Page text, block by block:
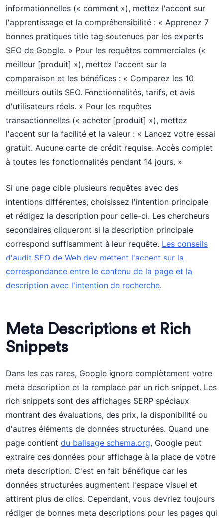
informationnelles (« comment »), mettez l'accent sur
l'apprentissage et la compréhensibilité : « Apprenez 7
bonnes pratiques title tag soutenues par les experts
SEO de Google. » Pour les requêtes commerciales («
meilleur [produit] »), mettez l'accent sur la
comparaison et les bénéfices : « Comparez les 10
meilleurs outils SEO. Fonctionnalités, tarifs, et avis
d'utilisateurs réels. » Pour les requêtes
transactionnelles (« acheter [produit] »), mettez
l'accent sur la facilité et la valeur : « Lancez votre essai
gratuit. Aucune carte de crédit requise. Accès complet
à toutes les fonctionnalités pendant 14 jours. »
Si une page cible plusieurs requêtes avec des
intentions différentes, choisissez l'intention principale
et rédigez la description pour celle-ci. Les chercheurs
secondaires cliqueront si la description principale
correspond suffisamment à leur requête. Les conseils
d'audit SEO de Web.dev mettent l'accent sur la
correspondance entre le contenu de la page et la
description avec l'intention de recherche.
Meta Descriptions et Rich
Snippets
Dans les cas rares, Google ignore complètement votre
meta description et la remplace par un rich snippet. Les
rich snippets sont des affichages SERP spéciaux
montrant des évaluations, des prix, la disponibilité ou
d'autres éléments de données structurées. Quand une
page contient du balisage schema.org, Google peut
extraire ces données pour affichage à la place de votre
meta description. C'est en fait bénéfique car les
données structurées augmentent l'espace visuel et
attirent plus de clics. Cependant, vous devriez toujours
rédiger de bonnes meta descriptions pour les pages qui